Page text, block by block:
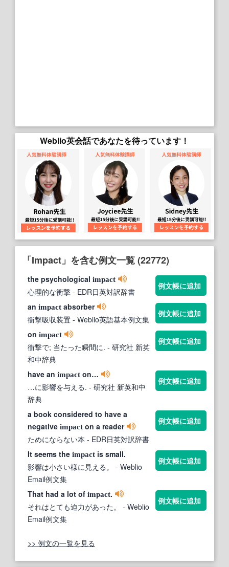
Weblio英会話であなたを待っています！
「Impact」を含む例文一覧 (22772)
the psychological impact
心理的な衝撃 - EDR日英対訳辞書
例文帳に追加
an impact absorber
衝撃吸収装置 - Weblio英語基本例文集
例文帳に追加
on impact
衝撃で; 当たった瞬間に. - 研究社 新英
和中辞典
例文帳に追加
have an impact on…
…に影響を与える. - 研究社 新英和中
辞典
例文帳に追加
a book considered to have a
negative impact on a reader
ためにならない本 - EDR日英対訳辞書
例文帳に追加
It seems the impact is small.
影響は小さい様に見える。
- Weblio
Email例文集
例文帳に追加
That had a lot of impact.
それはとても迫力があった。
- Weblio
Email例文集
例文帳に追加
>> 例文の一覧を見る